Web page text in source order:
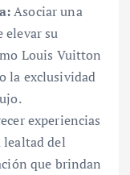
Asociar una
elevar su
Louis Vuitton
la exclusividad
experiencias
lealtad del
que brindan